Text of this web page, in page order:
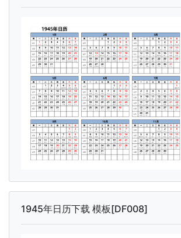
1945年日历下载 模板[DF008]